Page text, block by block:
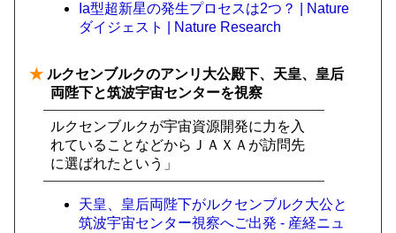
Ia型超新星の発生プロセスは2つ？ | Nature
ダイジェスト | Nature Research
★ ルクセンブルクのアンリ大公殿下、天皇、皇后
両陛下と筑波宇宙センターを視察
ルクセンブルクが宇宙資源開発に力を入
れていることなどからＪＡＸＡが訪問先
に選ばれたという」
天皇、皇后両陛下がルクセンブルク大公と
筑波宇宙センター視察へご出発 - 産経ニュ